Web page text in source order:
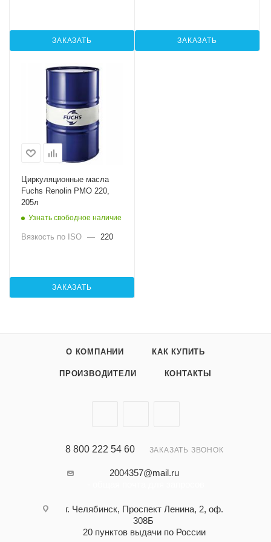
ЗАКАЗАТЬ ЗАКАЗАТЬ
Циркуляционные масла
Fuchs Renolin PMO 220,
205л
Узнать свободное наличие
Вязкость по ISO — 220
ЗАКАЗАТЬ
О КОМПАНИИ КАК КУПИТЬ
ПРОИЗВОДИТЕЛИ КОНТАКТЫ
8 800 222 54 60 ЗАКАЗАТЬ ЗВОНОК
2004357@mail.ru
г. Челябинск, Проспект Ленина, 2, оф.
308Б
20 пунктов выдачи по России